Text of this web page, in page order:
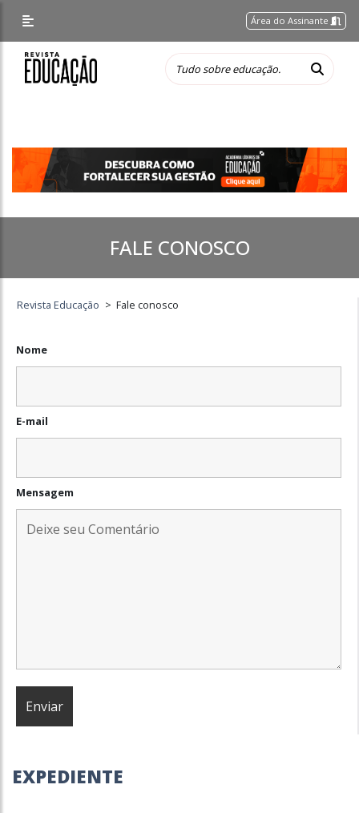
/* Altera a margem superior apenas nessa página */
Área do Assinante
FALE CONOSCO
Revista Educação > Fale conosco
Nome
E-mail
Mensagem
EXPEDIENTE